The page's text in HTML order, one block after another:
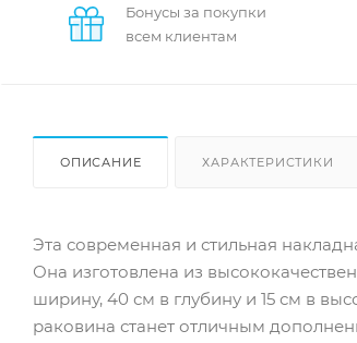
Бонусы за покупки
всем клиентам
ОПИСАНИЕ ХАРАКТЕРИСТИКИ
Эта современная и стильная
Она изготовлена из
ширину, 40 см в глубину и 15 см в
раковина станет отличным